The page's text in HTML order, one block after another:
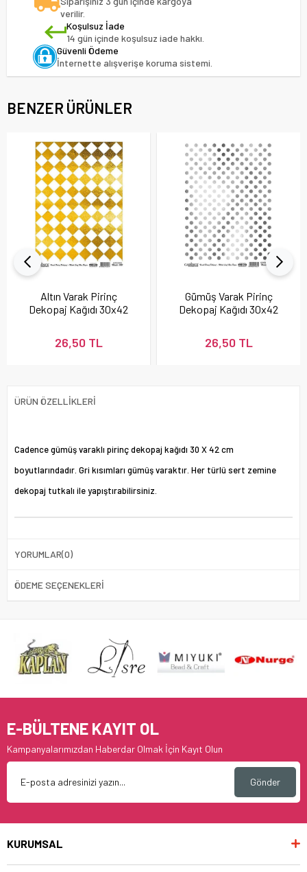
verilir.
Koşulsuz İade
14 gün içinde koşulsuz iade hakkı.
Güvenli Ödeme
İnternette alışverişe koruma sistemi.
BENZER ÜRÜNLER
Altın Varak Pirinç
Dekopaj Kağıdı 30x42
26,50 TL
Gümüş Varak Pirinç
Dekopaj Kağıdı 30x42
26,50 TL
ÜRÜN ÖZELLIKLERI
Cadence gümüş varaklı pirinç dekopaj kağıdı 30 X 42 cm
boyutlarındadır. Gri kısımları gümüş varaktır. Her türlü sert zemine
dekopaj tutkalı ile yapıştırabilirsiniz.
YORUMLAR(0)
ÖDEME SEÇENEKLERI
E-BÜLTENE KAYIT OL
Kampanyalarımızdan Haberdar Olmak İçin Kayıt Olun
Gönder
KURUMSAL